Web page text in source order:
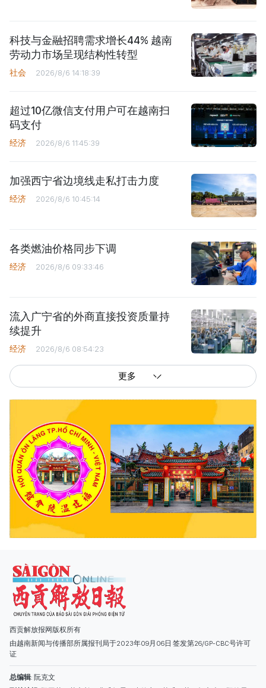
科技与金融招聘需求增长44% 越南
劳动力市场呈现结构性转型
社会 2026/8/6 14:18:39
超过10亿微信支付用户可在越南扫
码支付
经济 2026/8/6 11:45:39
加强西宁省边境线走私打击力度
经济 2026/8/6 10:45:14
各类燃油价格同步下调
经济 2026/8/6 09:33:46
流入广宁省的外商直接投资质量持
续提升
经济 2026/8/6 08:54:23
更多
西贡解放报网版权所有
由越南新闻与传播部所属报刊局于2023年09月06日 签发第26/GP-CBC号许可
证
副总编辑: 阮玉英、范文长、裴氏红霜、张德义、范氏云英、杨文光、阮德显、
阮克强、陈嘉宝
主编: 阮玉英
社址: 胡志明市棋盘坊阮氏明开街432-434号
总台: (028) 39294091 - 转 060
热线: 096.558.1888
编辑部: (028) 39294092 - 转 060
电子信箱
广告部